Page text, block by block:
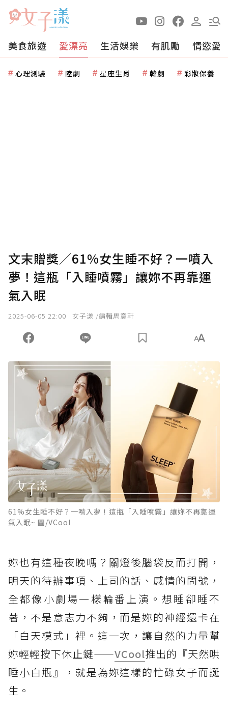
美食旅遊 愛漂亮 生活娛樂 有肌勵 情慾愛
心理測驗 陸劇 星座生肖 韓劇 彩妝保養
文末贈獎／61%女生睡不好？一噴入
夢！這瓶「入睡噴霧」讓妳不再靠運
氣入眠
2025-06-05 22:00 女子漾 /編輯周意軒
61%女生睡不好？一噴入夢！這瓶「入睡噴霧」讓妳不再靠運
氣入眠~ 圖/VCool
妳也有這種夜晚嗎？關燈後腦袋反而打開，
明天的待辦事項、上司的話、感情的問號，
全都像小劇場一樣輪番上演。想睡卻睡不
著，不是意志力不夠，而是妳的神經還卡在
「白天模式」裡。這一次，讓自然的力量幫
妳輕輕按下休止鍵——VCool推出的『天然哄
睡小白瓶』，就是為妳這樣的忙碌女子而誕
生。